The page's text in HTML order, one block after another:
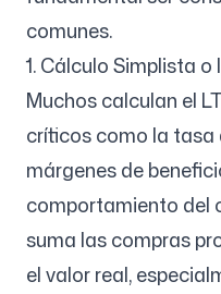
comunes.
1. Cálculo Simplista
Muchos calculan el
críticos como la tasa
márgenes de
comportamiento del
suma las compras
el valor real,